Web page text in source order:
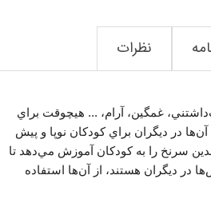
نظرات
غمگين، آرام، ... هيچوقت براي
در ديگران براي كودكان نوپا و پيش
سرنخ را به كودكان آموزش مي‌دهد تا
در ديگران هستند، از آن‌ها استفاده